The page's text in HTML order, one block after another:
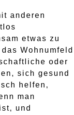
anderen
etwas zu
Wohnumfeld
oder
sich gesund
helfen,
man
und